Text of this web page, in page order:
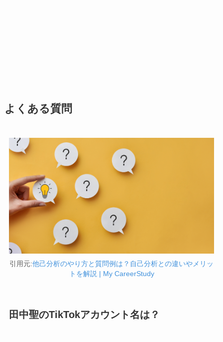
よくある質問
引用元:他己分析のやり方と質問例は？自己分析との違いやメリッ
トを解説 | My CareerStudy
田中聖のTikTokアカウント名は？